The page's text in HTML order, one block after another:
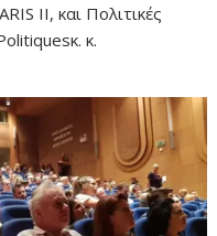
II, και Πολιτικές
κ.